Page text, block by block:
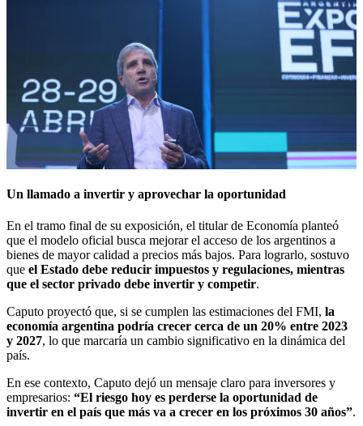
Un llamado a invertir y aprovechar la oportunidad
En el tramo final de su exposición, el titular de Economía planteó
que el modelo oficial busca mejorar el acceso de los argentinos a
bienes de mayor calidad a precios más bajos. Para lograrlo, sostuvo
que el Estado debe reducir impuestos y regulaciones, mientras
que el sector privado debe invertir y competir.
Caputo proyectó que, si se cumplen las estimaciones del FMI, la
economía argentina podría crecer cerca de un 20% entre 2023
y 2027, lo que marcaría un cambio significativo en la dinámica del
país.
En ese contexto, Caputo dejó un mensaje claro para inversores y
empresarios: “El riesgo hoy es perderse la oportunidad de
invertir en el país que más va a crecer en los próximos 30 años”.